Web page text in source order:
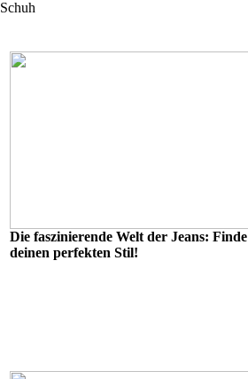
Schuh
Die faszinierende Welt der Jeans: Finde
deinen perfekten Stil!